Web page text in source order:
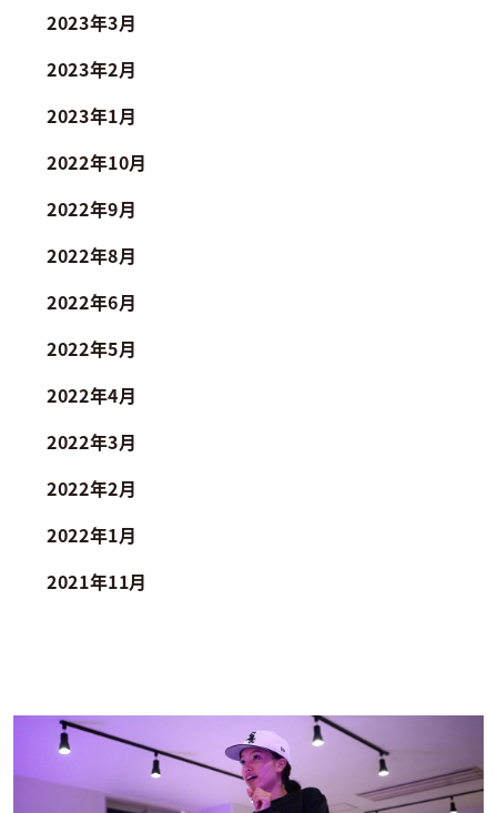
2023年3月
2023年2月
2023年1月
2022年10月
2022年9月
2022年8月
2022年6月
2022年5月
2022年4月
2022年3月
2022年2月
2022年1月
2021年11月